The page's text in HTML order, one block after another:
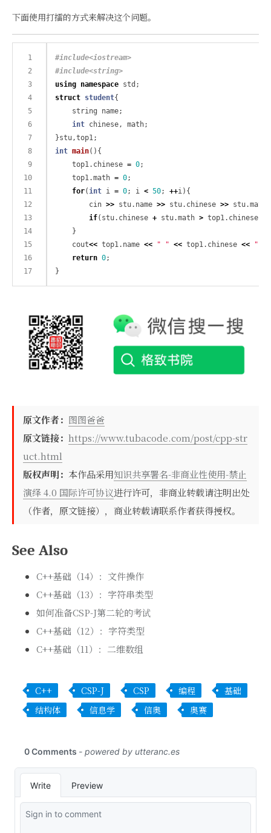
下面使用打擂的方式来解决这个问题。
1
2
3
4
5
6
7
8
9
10
11
12
13
14
15
16
17
#include<iostream>
#include<string>
using namespace
struct student{
    string name;
int chinese, math;
int main(){
	top1.chinese
= 0;
	top1.math
= 0;
for(int i = 0; i < 50; ++i){
		cin
>> stu.name >> stu.chinese >> stu.math;
if(stu.chinese + stu.math > top1.chinese
    cout
<< top1.name << " " << top1.chinese << " "
return 0;
原文作者： 图图爸爸
原文链接： https://www.tubacode.com/post/cpp-str
uct.html
版权声明： 本作品采用知识共享署名-非商业性使用-禁止
演绎 4.0 国际许可协议进行许可，非商业转载请注明出处
（作者，原文链接），商业转载请联系作者获得授权。
See Also
C++基础（14）：文件操作
C++基础（13）：字符串类型
如何准备CSP-J第二轮的考试
C++基础（12）：字符类型
C++基础（11）：二维数组
C++ CSP-J CSP 编程
基础
结构体
信息学 信奥 奥赛